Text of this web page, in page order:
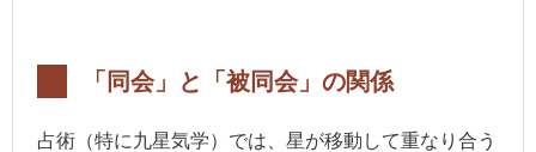
「同会」と「被同会」の関係
占術（特に九星気学）では、星が移動して重なり合う